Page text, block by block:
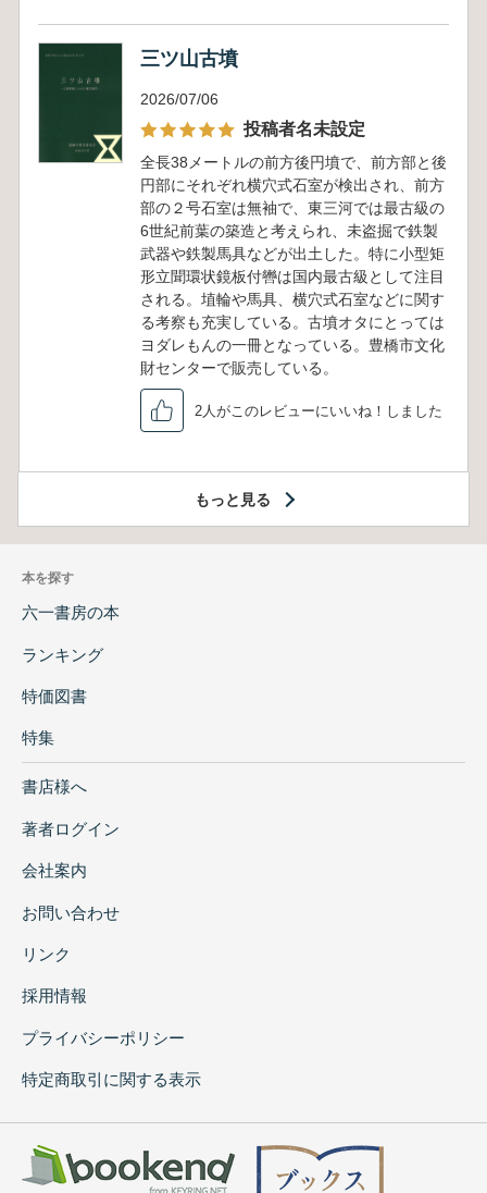
三ツ山古墳
2026/07/06
投稿者名未設定
全長38メートルの前方後円墳で、前方部と後
円部にそれぞれ横穴式石室が検出され、前方
部の２号石室は無袖で、東三河では最古級の
6世紀前葉の築造と考えられ、未盗掘で鉄製
武器や鉄製馬具などが出土した。特に小型矩
形立聞環状鏡板付轡は国内最古級として注目
される。埴輪や馬具、横穴式石室などに関す
る考察も充実している。古墳オタにとっては
ヨダレもんの一冊となっている。豊橋市文化
財センターで販売している。
2人がこのレビューにいいね！しました
もっと見る
本を探す
六一書房の本
ランキング
特価図書
特集
書店様へ
著者ログイン
会社案内
お問い合わせ
リンク
採用情報
プライバシーポリシー
特定商取引に関する表示